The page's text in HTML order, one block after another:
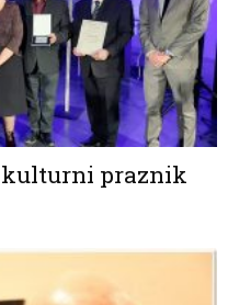
kulturni praznik